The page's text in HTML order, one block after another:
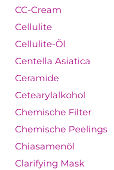
CC-Cream
Cellulite
Cellulite-Öl
Centella Asiatica
Ceramide
Cetearylalkohol
Chemische Filter
Chemische Peelings
Chiasamenöl
Clarifying Mask